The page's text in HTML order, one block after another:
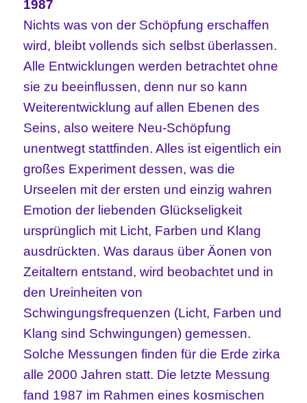
1987
Nichts was von der Schöpfung erschaffen
wird, bleibt vollends sich selbst überlassen.
Alle Entwicklungen werden betrachtet ohne
sie zu beeinflussen, denn nur so kann
Weiterentwicklung auf allen Ebenen des
Seins, also weitere Neu-Schöpfung
unentwegt stattfinden. Alles ist eigentlich ein
großes Experiment dessen, was die
Urseelen mit der ersten und einzig wahren
Emotion der liebenden Glückseligkeit
ursprünglich mit Licht, Farben und Klang
ausdrückten. Was daraus über Äonen von
Zeitaltern entstand, wird beobachtet und in
den Ureinheiten von
Schwingungsfrequenzen (Licht, Farben und
Klang sind Schwingungen) gemessen.
Solche Messungen finden für die Erde zirka
alle 2000 Jahren statt. Die letzte Messung
fand 1987 im Rahmen eines kosmischen